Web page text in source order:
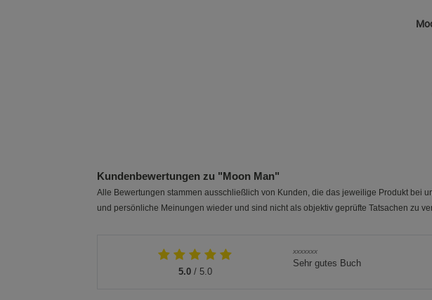
Kundenbewertungen zu "Moon Man"
Alle Bewertungen stammen ausschließlich von Kunden, die das jeweilige Produkt bei
und persönliche Meinungen wieder und sind nicht als objektiv geprüfte Tatsachen zu
5.0/ 5.0
xxxxxxx
Sehr gutes Buch